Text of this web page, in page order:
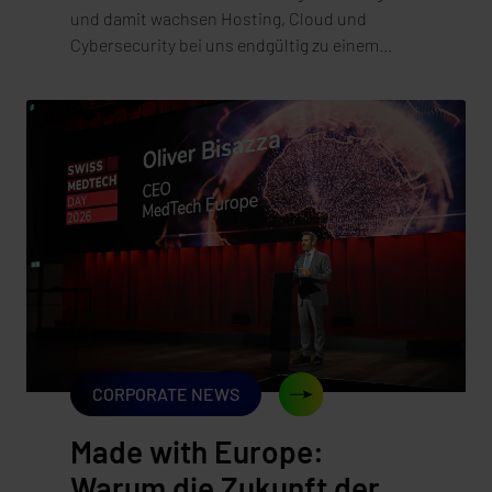
und damit wachsen Hosting, Cloud und
Cybersecurity bei uns endgültig zu einem
Datentechnik GmbH ist vollständig in der
synaforce GmbH aufgegangen. Was im Februar
2025 mit der Übernahme begann, haben wir
jetzt mit der rechtlich vollzogenen
Verschmelzung abgeschlossen. Für unsere
Kundinnen und Kunden bedeutet das vor
allem eines: alles Vertraute bleibt – und es
kommt einiges hinzu. In diesem Beitrag
erklären wir, was sich ändert, was bewusst
gleich bleibt und warum dieser Schritt für uns
CORPORATE NEWS
Made with Europe: